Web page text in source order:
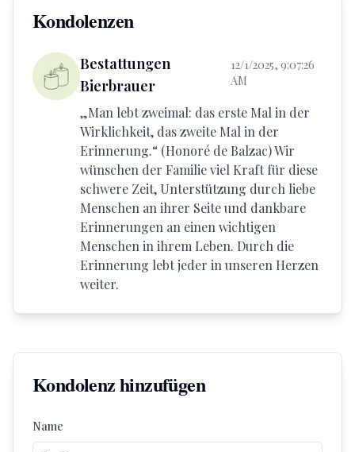
Kondolenzen
Bestattungen
Bierbrauer
12/1/2025, 9:07:26
AM
„Man lebt zweimal: das erste Mal in der
Wirklichkeit, das zweite Mal in der
Erinnerung.“ (Honoré de Balzac) Wir
wünschen der Familie viel Kraft für diese
schwere Zeit, Unterstützung durch liebe
Menschen an ihrer Seite und dankbare
Erinnerungen an einen wichtigen
Menschen in ihrem Leben. Durch die
Erinnerung lebt jeder in unseren Herzen
weiter.
Kondolenz hinzufügen
Name